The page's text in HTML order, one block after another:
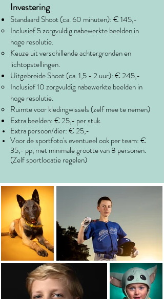
Investering
Standaard Shoot (ca. 60 minuten): € 145,-
Inclusief 5 zorgvuldig nabewerkte beelden in
hoge resolutie.
Keuze uit verschillende achtergronden en
lichtopstellingen.
Uitgebreide Shoot (ca. 1,5 - 2 uur): € 245,-
Inclusief 10 zorgvuldig nabewerkte beelden in
hoge resolutie.
Ruimte voor kledingwissels (zelf mee te nemen)
Extra beelden: € 25,- per stuk.
Extra persoon/dier:€ 25,-
Voor de sportfoto's eventueel ook per team:€
35,- pp, met minimale grootte van 8 personen.
(Zelf sportlocatie regelen)